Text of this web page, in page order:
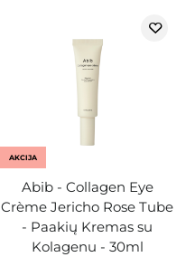
AKCIJA
Abib - Collagen Eye
Crème Jericho Rose Tube
- Paakių Kremas su
Kolagenu - 30ml